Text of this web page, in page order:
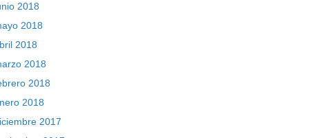
2018
2018
2018
2018
2018
2018
2017